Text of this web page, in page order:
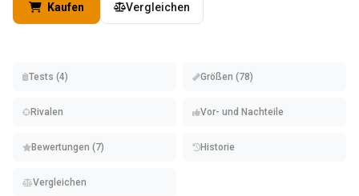
Kaufen Vergleichen
Tests (4) Größen (78)
Rivalen Vor- und Nachteile
Bewertungen (7) Historie
Vergleichen